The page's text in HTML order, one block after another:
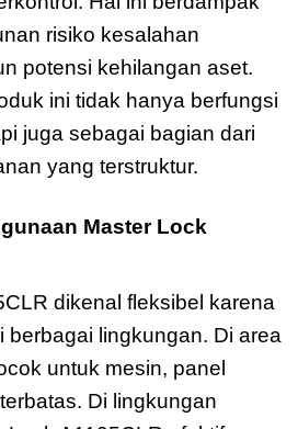
risiko kesalahan
potensi kehilangan aset.
ini tidak hanya berfungsi
juga sebagai bagian dari
yang terstruktur.
Master Lock
dikenal fleksibel karena
berbagai lingkungan. Di area
untuk mesin, panel
Di lingkungan